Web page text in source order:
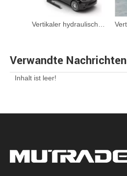
Verwandte Nachrichten
Inhalt ist leer!